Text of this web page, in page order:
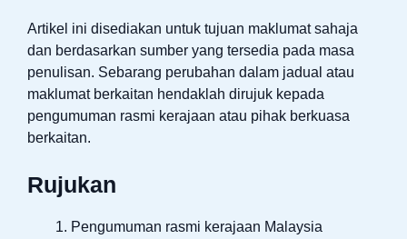
Artikel ini disediakan untuk tujuan maklumat sahaja
dan berdasarkan sumber yang tersedia pada masa
penulisan. Sebarang perubahan dalam jadual atau
maklumat berkaitan hendaklah dirujuk kepada
pengumuman rasmi kerajaan atau pihak berkuasa
berkaitan.
Rujukan
Pengumuman rasmi kerajaan Malaysia